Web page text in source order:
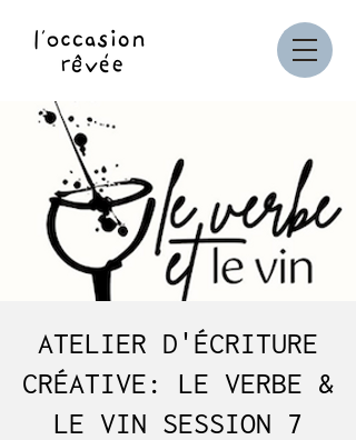
ATELIER D'ÉCRITURE
CRÉATIVE: LE VERBE &
LE VIN SESSION 7